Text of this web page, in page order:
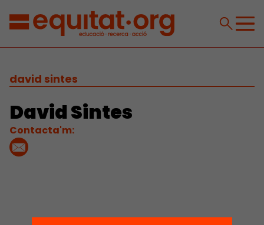
david sintes
David Sintes
Contacta'm: